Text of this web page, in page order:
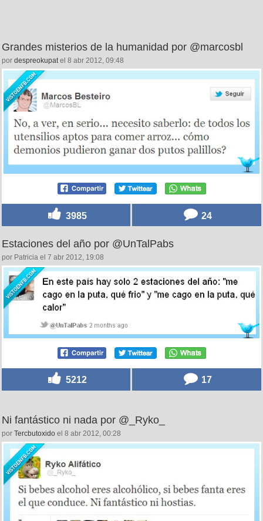
Grandes misterios de la humanidad por @marcosbl
por despreokupatel 8 abr 2012, 09:48
3985 24
Estaciones del año por @UnTalPabs
por Patricia el 7 abr 2012, 19:08
5212 17
Ni fantástico ni nada por @_Ryko_
por Tercbutoxido el 8 abr 2012, 00:28